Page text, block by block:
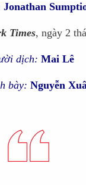
Jonathan
Times, ngày 2
dịch: Mai Lê
bày:Nguyễn